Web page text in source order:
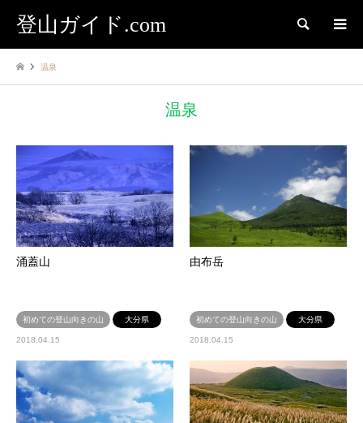
登山ガイド.com 検索
温泉
温泉
涌蓋山
初めての登山向きの山 大分県
2018.04.15
由布岳
初めての登山向きの山 大分県
2018.04.15